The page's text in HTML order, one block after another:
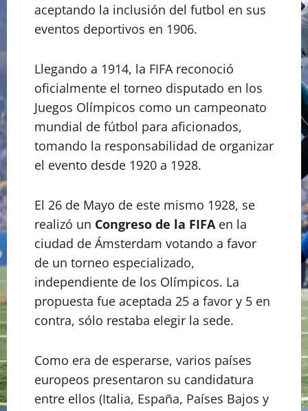
aceptando la inclusión del futbol en sus
eventos deportivos en 1906.
Llegando a 1914, la FIFA reconoció
oficialmente el torneo disputado en los
Juegos Olímpicos como un campeonato
mundial de fútbol para aficionados,
tomando la responsabilidad de organizar
el evento desde 1920 a 1928.
El 26 de Mayo de este mismo 1928, se
realizó un Congreso de la FIFAen la
ciudad de Ámsterdam votando a favor
de un torneo especializado,
independiente de los Olímpicos. La
propuesta fue aceptada 25 a favor y 5 en
contra, sólo restaba elegir la sede.
Como era de esperarse, varios países
europeos presentaron su candidatura
entre ellos (Italia, España, Países Bajos y